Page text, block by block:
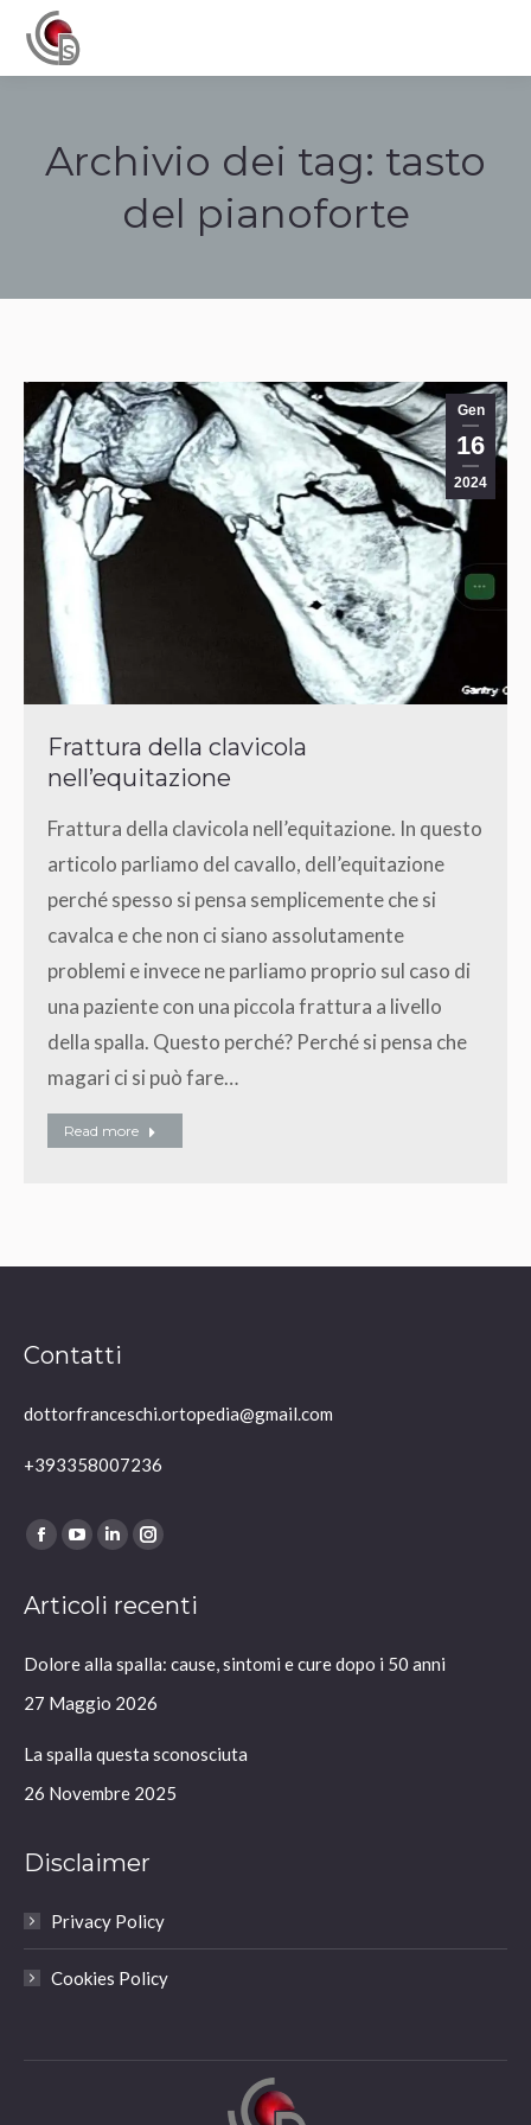
Archivio dei tag: tasto
del pianoforte
Gen
16
2024
Frattura della clavicola
nell’equitazione
Frattura della clavicola nell’equitazione. In questo
articolo parliamo del cavallo, dell’equitazione
perché spesso si pensa semplicemente che si
cavalca e che non ci siano assolutamente
problemi e invece ne parliamo proprio sul caso di
una paziente con una piccola frattura a livello
della spalla. Questo perché? Perché si pensa che
magari ci si può fare…
Read more
Contatti
dottorfranceschi.ortopedia@gmail.com
+393358007236
Ci puoi trovare su:
Facebook
opens
new
window
YouTube
opens
new
window
Linkedin
opens
new
window
Instagram
opens
new
window
Articoli recenti
Dolore alla spalla: cause, sintomi e cure dopo i 50 anni
27 Maggio 2026
La spalla questa sconosciuta
26 Novembre 2025
Disclaimer
Privacy Policy
Cookies Policy